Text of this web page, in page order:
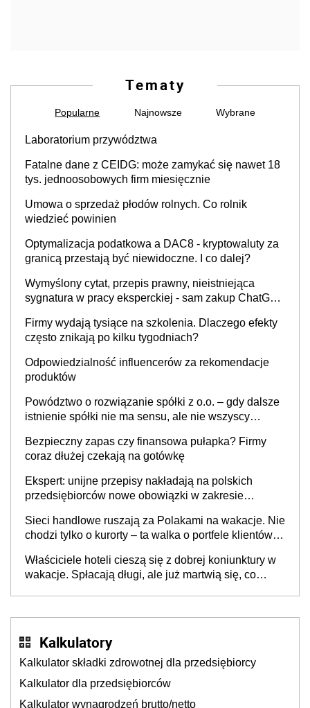
Tematy
Popularne Najnowsze Wybrane
Laboratorium przywództwa
Fatalne dane z CEIDG: może zamykać się nawet 18
tys. jednoosobowych firm miesięcznie
Umowa o sprzedaż płodów rolnych. Co rolnik
wiedzieć powinien
Optymalizacja podatkowa a DAC8 - kryptowaluty za
granicą przestają być niewidoczne. I co dalej?
Wymyślony cytat, przepis prawny, nieistniejąca
sygnatura w pracy eksperckiej - sam zakup ChatGPT
Firmy wydają tysiące na szkolenia. Dlaczego efekty
często znikają po kilku tygodniach?
Odpowiedzialność influencerów za rekomendacje
produktów
Powództwo o rozwiązanie spółki z o.o. – gdy dalsze
istnienie spółki nie ma sensu, ale nie wszyscy
Bezpieczny zapas czy finansowa pułapka? Firmy
coraz dłużej czekają na gotówkę
Ekspert: unijne przepisy nakładają na polskich
przedsiębiorców nowe obowiązki w zakresie
Sieci handlowe ruszają za Polakami na wakacje. Nie
chodzi tylko o kurorty – ta walka o portfele klientów
cichu
Właściciele hoteli cieszą się z dobrej koniunktury w
wakacje. Spłacają długi, ale już martwią się, co
Kalkulatory
Kalkulator składki zdrowotnej dla przedsiębiorcy
Kalkulator dla przedsiębiorców
Kalkulator wynagrodzeń brutto/netto